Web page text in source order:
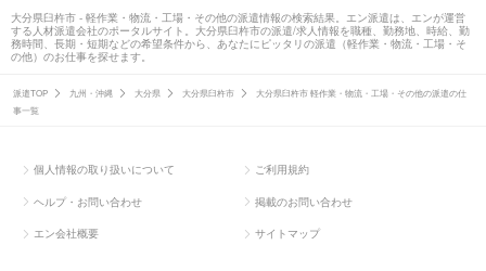
大分県臼杵市 - 軽作業・物流・工場・その他の派遣情報の検索結果。エン派遣は、エンが運営
する人材派遣会社のポータルサイト。大分県臼杵市の派遣/求人情報を職種、勤務地、時給、勤
務時間、長期・短期などの希望条件から、あなたにピッタリの派遣（軽作業・物流・工場・そ
の他）のお仕事を探せます。
派遣TOP 九州・沖縄 大分県 大分県臼杵市
大分県臼杵市 軽作業・物流・工場・その他の派遣の仕
事一覧
個人情報の取り扱いについて ご利用規約
ヘルプ・お問い合わせ 掲載のお問い合わせ
エン会社概要 サイトマップ